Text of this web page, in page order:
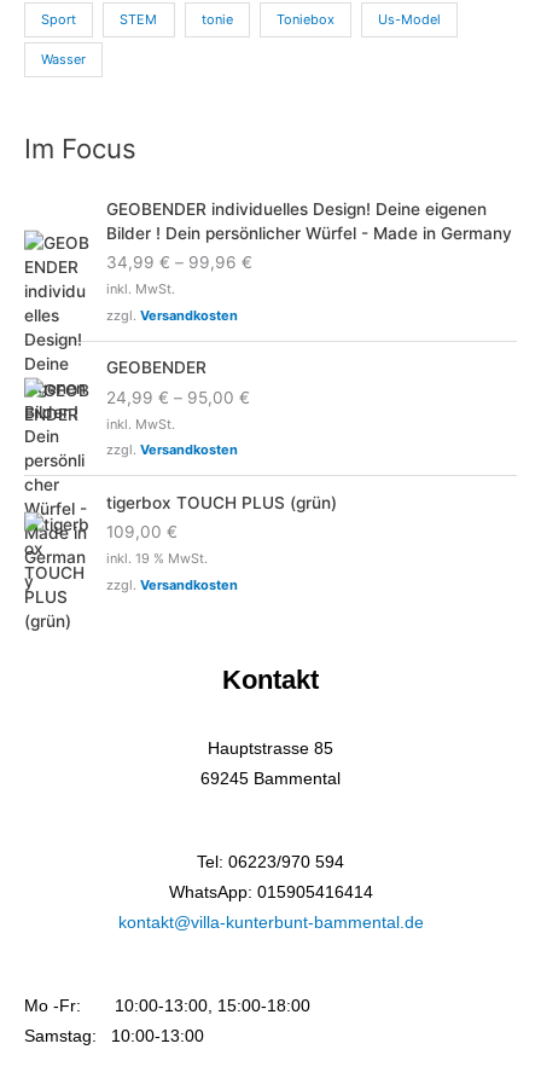
Sport STEM tonie Toniebox Us-Model
Wasser
Im Focus
GEOBENDER individuelles Design! Deine eigenen
Bilder ! Dein persönlicher Würfel - Made in Germany
34,99€ – 99,96€
inkl. MwSt.
zzgl.Versandkosten
GEOBENDER
24,99€ – 95,00€
inkl. MwSt.
zzgl.Versandkosten
tigerbox TOUCH PLUS (grün)
109,00€
inkl. 19 % MwSt.
zzgl.Versandkosten
Kontakt
Hauptstrasse 85
69245 Bammental
Tel: 06223/970 594
WhatsApp: 015905416414
kontakt@villa-kunterbunt-bammental.de
Mo -Fr: 10:00-13:00, 15:00-18:00
Samstag: 10:00-13:00